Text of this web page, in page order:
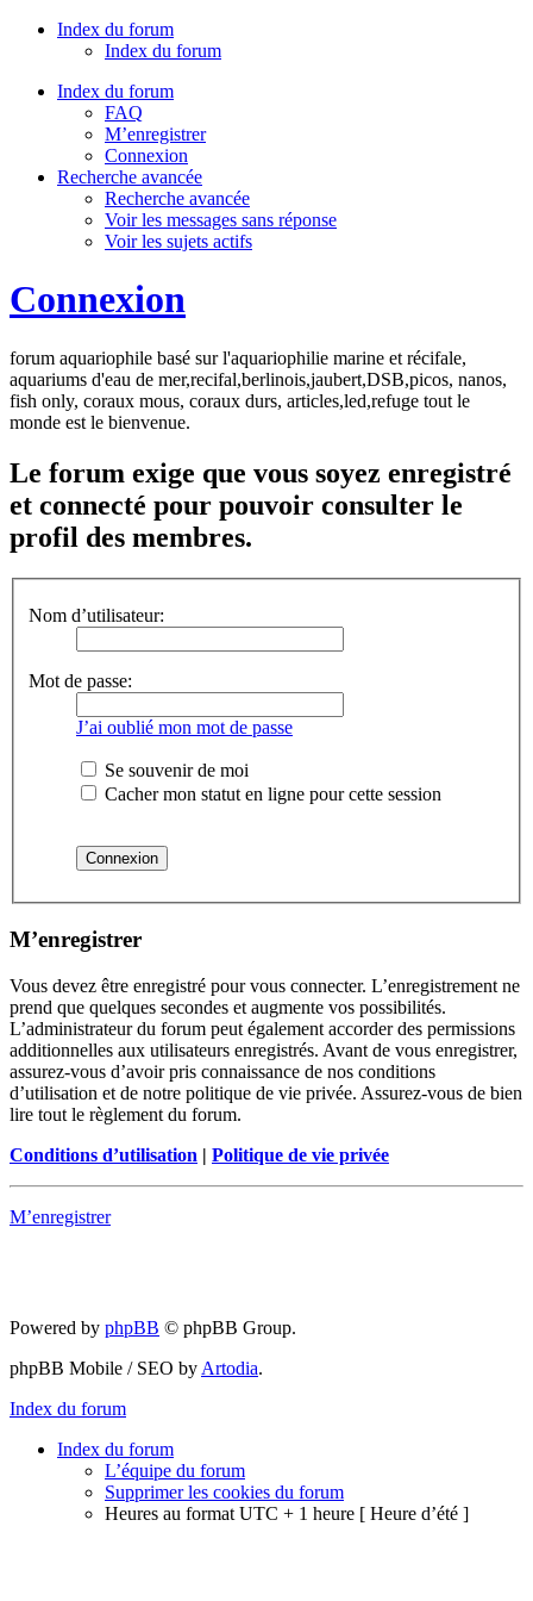
Index du forum
Index du forum
Index du forum
FAQ
M’enregistrer
Connexion
Recherche avancée
Recherche avancée
Voir les messages sans réponse
Voir les sujets actifs
Connexion
forum aquariophile basé sur l'aquariophilie marine et récifale,
aquariums d'eau de mer,recifal,berlinois,jaubert,DSB,picos, nanos,
fish only, coraux mous, coraux durs, articles,led,refuge tout le
monde est le bienvenue.
Le forum exige que vous soyez enregistré
et connecté pour pouvoir consulter le
profil des membres.
Nom d’utilisateur:
Mot de passe:
J’ai oublié mon mot de passe
Se souvenir de moi
Cacher mon statut en ligne pour cette session
M’enregistrer
Vous devez être enregistré pour vous connecter. L’enregistrement ne
prend que quelques secondes et augmente vos possibilités.
L’administrateur du forum peut également accorder des permissions
additionnelles aux utilisateurs enregistrés. Avant de vous enregistrer,
assurez-vous d’avoir pris connaissance de nos conditions
d’utilisation et de notre politique de vie privée. Assurez-vous de bien
lire tout le règlement du forum.
Conditions d’utilisation | Politique de vie privée
M’enregistrer
Powered by phpBB © phpBB Group.
phpBB Mobile / SEO by Artodia.
Index du forum
Index du forum
L’équipe du forum
Supprimer les cookies du forum
Heures au format UTC + 1 heure [ Heure d’été ]